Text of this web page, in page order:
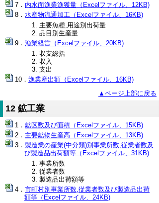
内水面漁業漁獲量（Excelファイル、12KB)
水産物流通加工（Excelファイル、16KB)
主要魚種,用途別出荷量
品目別生産量
漁業経営（Excelファイル、20KB)
収支総括
収入
支出
漁業産出額（Excelファイル、16KB)
▲ページ上部に戻る
12 鉱工業
鉱区数及び面積（Excelファイル、15KB)
主要鉱物生産高（Excelファイル、13KB)
製造業の産業(中分類)別事業所数,従業者数及
び製造品出荷額等（Excelファイル、31KB)
事業所数
従業者数
製造品出荷額等
市町村別事業所数,従業者数及び製造品出荷
額等（Excelファイル、24KB)